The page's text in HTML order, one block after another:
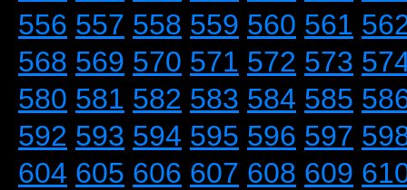
556 557 558 559 560 561
568 569 570 571 572 573
580 581 582 583 584 585
592 593 594 595 596 597
604 605 606 607 608 609